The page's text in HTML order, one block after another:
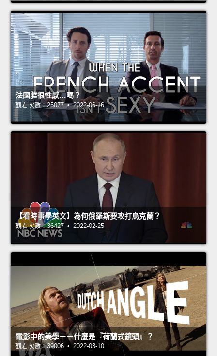
法國腔很性感…嗎？
觀看次數：25077 • 2022-06-16
【看時事學英文】為何俄羅斯要攻打烏克蘭？
觀看次數：36427 • 2022-02-25
電影中的美學－－什麼是『荷蘭式鏡頭』？
觀看次數：39006 • 2022-03-10